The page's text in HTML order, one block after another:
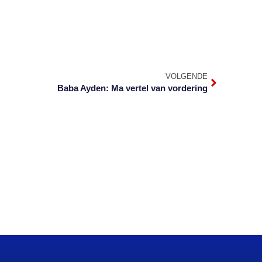
VOLGENDE
Baba Ayden: Ma vertel van vordering